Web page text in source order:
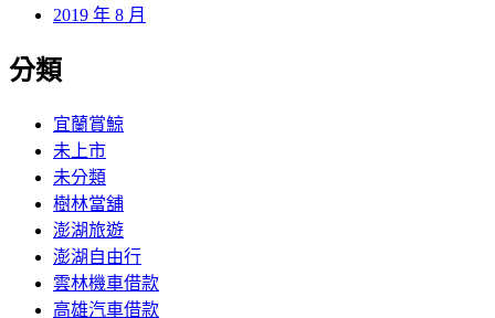
2019 年 8 月
分類
宜蘭賞鯨
未上市
未分類
樹林當舖
澎湖旅遊
澎湖自由行
雲林機車借款
高雄汽車借款